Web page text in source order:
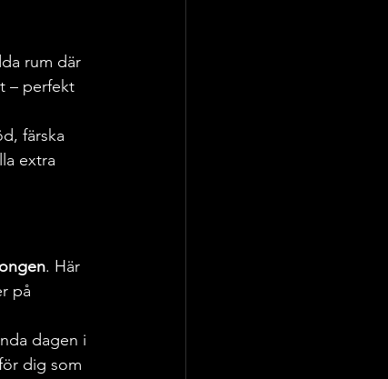
rum där
– perfekt
färska
extra
. Här
på
dagen i
dig som